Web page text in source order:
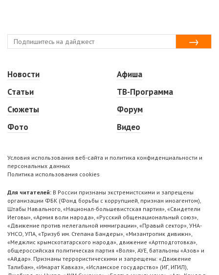
Новости
Статьи
Сюжеты
Фото
Афиша
ТВ-Программа
Форум
Видео
Условия использования веб-сайта и политика конфиденциальности и
персональных данных
Политика использования cookies
Для читателей: В России признаны экстремистскими и запрещены
организации ФБК (Фонд борьбы с коррупцией, признан иноагентом),
Штабы Навального, «Национал-большевистская партия», «Свидетели
Иеговы», «Армия воли народа», «Русский общенациональный союз»,
«Движение против нелегальной иммиграции», «Правый сектор», УНА-
УНСО, УПА, «Тризуб им. Степана Бандеры», «Мизантропик дивижн»,
«Меджлис крымскотатарского народа», движение «Артподготовка»,
общероссийская политическая партия «Воля», АУЕ, батальоны «Азов» и
«Айдар». Признаны террористическими и запрещены: «Движение
Талибан», «Имарат Кавказ», «Исламское государство» (ИГ, ИГИЛ),